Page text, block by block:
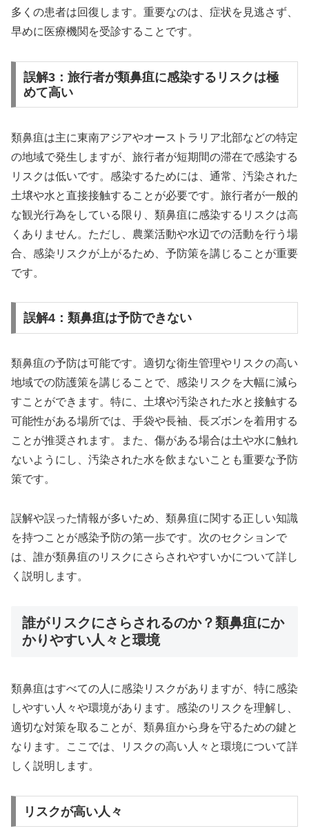
多くの患者は回復します。重要なのは、症状を見逃さず、
早めに医療機関を受診することです。
誤解3：旅行者が類鼻疽に感染するリスクは極
めて高い
類鼻疽は主に東南アジアやオーストラリア北部などの特定
の地域で発生しますが、旅行者が短期間の滞在で感染する
リスクは低いです。感染するためには、通常、汚染された
土壌や水と直接接触することが必要です。旅行者が一般的
な観光行為をしている限り、類鼻疽に感染するリスクは高
くありません。ただし、農業活動や水辺での活動を行う場
合、感染リスクが上がるため、予防策を講じることが重要
です。
誤解4：類鼻疽は予防できない
類鼻疽の予防は可能です。適切な衛生管理やリスクの高い
地域での防護策を講じることで、感染リスクを大幅に減ら
すことができます。特に、土壌や汚染された水と接触する
可能性がある場所では、手袋や長袖、長ズボンを着用する
ことが推奨されます。また、傷がある場合は土や水に触れ
ないようにし、汚染された水を飲まないことも重要な予防
策です。
誤解や誤った情報が多いため、類鼻疽に関する正しい知識
を持つことが感染予防の第一歩です。次のセクションで
は、誰が類鼻疽のリスクにさらされやすいかについて詳し
く説明します。
誰がリスクにさらされるのか？類鼻疽にか
かりやすい人々と環境
類鼻疽はすべての人に感染リスクがありますが、特に感染
しやすい人々や環境があります。感染のリスクを理解し、
適切な対策を取ることが、類鼻疽から身を守るための鍵と
なります。ここでは、リスクの高い人々と環境について詳
しく説明します。
リスクが高い人々